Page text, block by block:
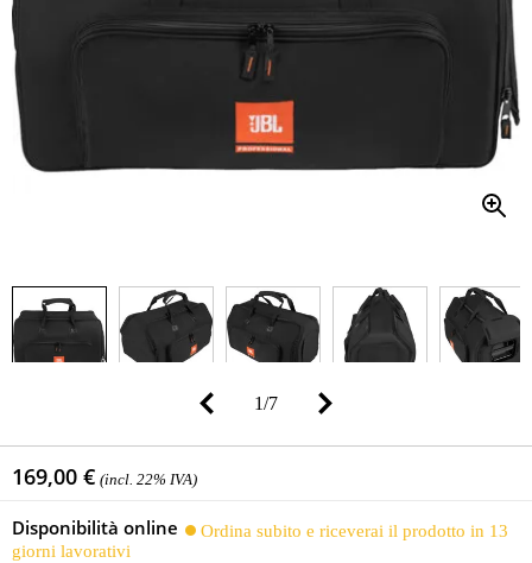
1/7
169,00 € (incl. 22% IVA)
Disponibilità online
Ordina subito e riceverai il prodotto in 13
giorni lavorativi